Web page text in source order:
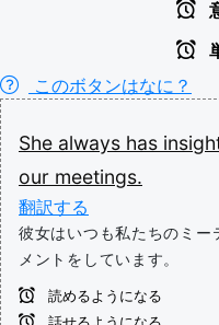
このボタンはなに？
She always has
our meetings.
翻訳する
彼女はいつも私たちのミー
メントをしています。
読めるようになる